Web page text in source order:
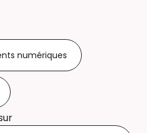
numériques